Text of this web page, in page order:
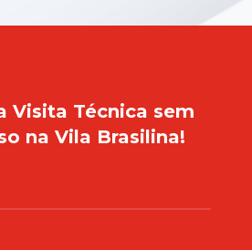
Visita Técnica sem
na Vila Brasilina!